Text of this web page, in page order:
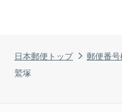
日本郵便トップ 郵便番
鷲塚